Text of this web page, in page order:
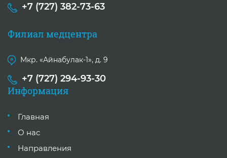
+7 (727) 382-73-63
Филиал медцентра
Мкр. «Айнабулак-1», д. 9
+7 (727) 294-93-30
Информация
Главная
О нас
Направления